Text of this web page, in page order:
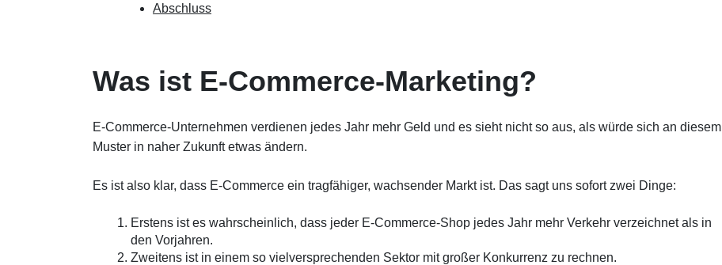
Abschluss
Was ist E-Commerce-Marketing?
E-Commerce-Unternehmen verdienen jedes Jahr mehr Geld und es sieht nicht so aus, als würde sich an diesem
Muster in naher Zukunft etwas ändern.
Es ist also klar, dass E-Commerce ein tragfähiger, wachsender Markt ist. Das sagt uns sofort zwei Dinge:
Erstens ist es wahrscheinlich, dass jeder E-Commerce-Shop jedes Jahr mehr Verkehr verzeichnet als in
den Vorjahren.
Zweitens ist in einem so vielversprechenden Sektor mit großer Konkurrenz zu rechnen.